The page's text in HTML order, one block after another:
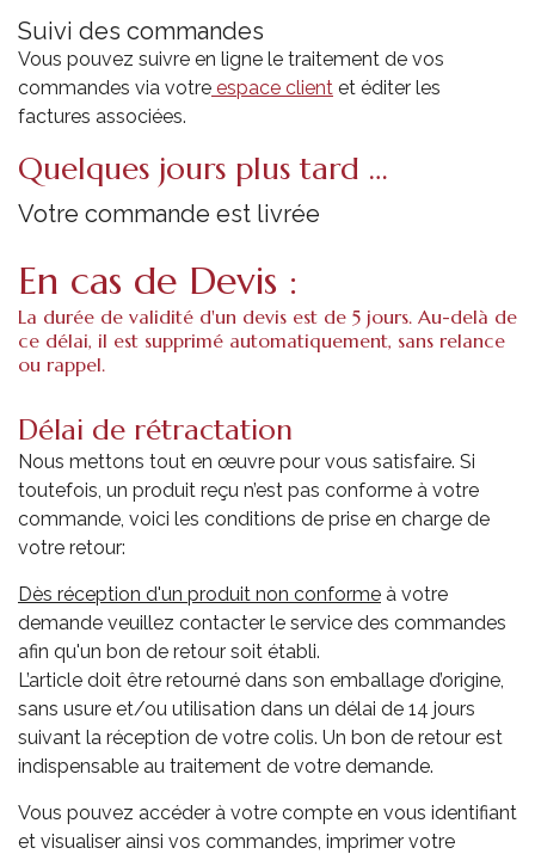
Suivi des commandes
Vous pouvez suivre en ligne le traitement de vos
commandes via votre espace client et éditer les
factures associées.
Quelques jours plus tard …
Votre commande est livrée
En cas de Devis :
La durée de validité d'un devis est de 5 jours. Au-delà de
ce délai, il est supprimé automatiquement, sans relance
ou rappel.
Délai de rétractation
Nous mettons tout en œuvre pour vous satisfaire. Si
toutefois, un produit reçu n’est pas conforme à votre
commande, voici les conditions de prise en charge de
votre retour:
Dès réception d'un produit non conforme à votre
demande veuillez contacter le service des commandes
afin qu'un bon de retour soit établi.
L’article doit être retourné dans son emballage d’origine,
sans usure et/ou utilisation dans un délai de 14 jours
suivant la réception de votre colis. Un bon de retour est
indispensable au traitement de votre demande.
Vous pouvez accéder à votre compte en vous identifiant
et visualiser ainsi vos commandes, imprimer votre